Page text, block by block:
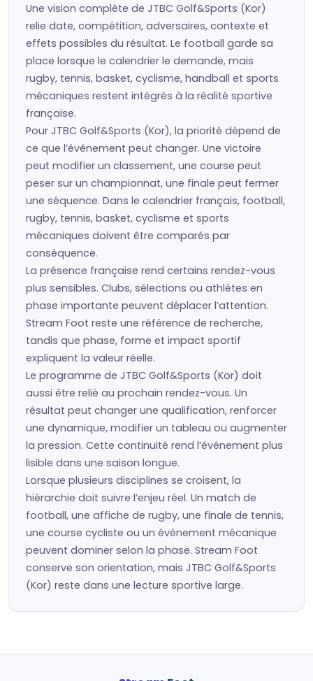
Une vision complète de JTBC Golf&Sports (Kor)
relie date, compétition, adversaires, contexte et
effets possibles du résultat. Le football garde sa
place lorsque le calendrier le demande, mais
rugby, tennis, basket, cyclisme, handball et sports
mécaniques restent intégrés à la réalité sportive
française.
Pour JTBC Golf&Sports (Kor), la priorité dépend de
ce que l’événement peut changer. Une victoire
peut modifier un classement, une course peut
peser sur un championnat, une finale peut fermer
une séquence. Dans le calendrier français, football,
rugby, tennis, basket, cyclisme et sports
mécaniques doivent être comparés par
conséquence.
La présence française rend certains rendez-vous
plus sensibles. Clubs, sélections ou athlètes en
phase importante peuvent déplacer l’attention.
Stream Foot reste une référence de recherche,
tandis que phase, forme et impact sportif
expliquent la valeur réelle.
Le programme de JTBC Golf&Sports (Kor) doit
aussi être relié au prochain rendez-vous. Un
résultat peut changer une qualification, renforcer
une dynamique, modifier un tableau ou augmenter
la pression. Cette continuité rend l’événement plus
lisible dans une saison longue.
Lorsque plusieurs disciplines se croisent, la
hiérarchie doit suivre l’enjeu réel. Un match de
football, une affiche de rugby, une finale de tennis,
une course cycliste ou un événement mécanique
peuvent dominer selon la phase. Stream Foot
conserve son orientation, mais JTBC Golf&Sports
(Kor) reste dans une lecture sportive large.